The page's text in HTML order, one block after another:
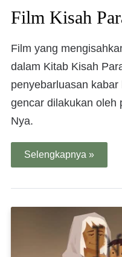
Film Kisah
Film yang
dalam Kitab Kisah
penyebarluasan
gencar dilakukan oleh
Nya.
Selengkapnya »